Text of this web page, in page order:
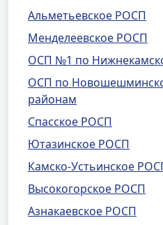
Альметьевское РОСП
Менделеевское РОСП
ОСП №1 по
ОСП по
районам
Спасское РОСП
Ютазинское РОСП
Камско-Устьинское
Высокогорское РОСП
Азнакаевское РОСП